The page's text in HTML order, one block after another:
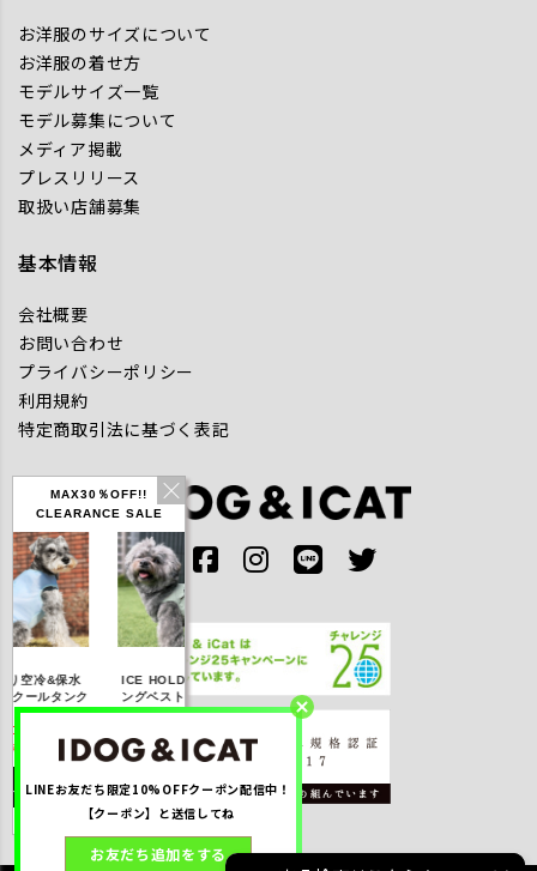
MAX30％OFF!!
CLEARANCE SALE
冷&保水
ールタンク
】2,310
込み)
見る
ICE HOLD フィッシ
ングベスト 保冷剤付
円(税込み)
詳しく見る
IDOG ICE HOLD ネ
ッククーラー 保冷剤
付
円(税込み)
詳しく見る
お洋服のサイズについて
お洋服の着せ方
モデルサイズ一覧
モデル募集について
メディア掲載
プレスリリース
取扱い店舗募集
基本情報
会社概要
お問い合わせ
プライバシーポリシー
利用規約
特定商取引法に基づく表記
LINEお友だち限定10%OFFクーポン配信中！
【クーポン】と送信してね
お友だち追加をする